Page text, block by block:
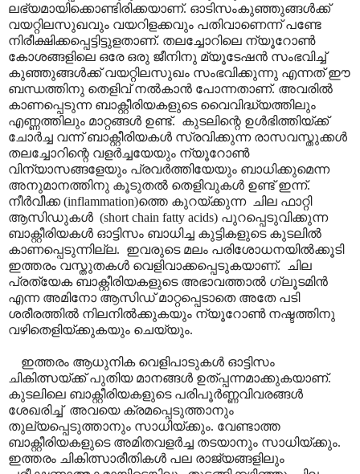
ലഭ്യമായിക്കൊണ്ടിരിക്കയാണ്. ഓടിസംകുഞ്ഞുങ്ങൾക്ക്
വയറ്റിലസുഖവും വയറിളക്കവും പതിവാണെന്ന് പണ്ടേ
നിരീക്ഷിക്കപ്പെട്ടിട്ടുളതാണ്. തലച്ചോറിലെ ന്യൂറോൺ
കോശങ്ങളിലെ ഒരേ ഒരു ജീനിനു മ്യൂടേഷൻ സംഭവിച്ച്
കുഞ്ഞുങ്ങൾക്ക് വയറ്റിലസുഖം സംഭവിക്കുന്നു എന്നത് ഈ
ബന്ധത്തിനു തെളിവ് നൽകാൻ പോന്നതാണ്. അവരിൽ
കാണപ്പെടുന്ന ബാക്റ്റീരിയകളുടെ വൈവിദ്ധ്യത്തിലും
എണ്ണത്തിലും മാറ്റങ്ങൾ ഉണ്ട്. കുടലിന്റെ ഉൾഭിത്തിയ്ക്ക്
ചോർച്ച വന്ന് ബാക്റ്റീരിയകൾ സ്രവിക്കുന്ന രാസവസ്തുക്കൾ
തലച്ചോറിന്റെ വളർച്ചയേയും ന്യൂറോൺ
വിന്യാസങ്ങളേയും പ്രവർത്തിയേയും ബാധിക്കുമെന്ന
അനുമാനത്തിനു കൂടുതൽ തെളിവുകൾ ഉണ്ട് ഇന്ന്.
നീർവീക്ക (inflammation)ത്തെ കുറയ്ക്കുന്ന ചില ഫാറ്റി
ആസിഡുകൾ (short chain fatty acids) പുറപ്പെടുവിക്കുന്ന
ബാക്റ്റീരിയകൾ ഓട്ടിസം ബാധിച്ച കുട്ടികളുടെ കുടലിൽ
കാണപ്പെടുന്നില്ല. ഇവരുടെ മലം പരിശോധനയിൽക്കൂടി
ഇത്തരം വസ്തുതകൾ വെളിവാക്കപ്പെടുകയാണ്. ചില
പ്രത്യേക ബാക്റ്റീരിയകളുടെ അഭാവത്താൽ ഗ്ലൂടമിൻ
എന്ന അമിനോ ആസിഡ് മാറ്റപ്പെടാതെ അതേ പടി
ശരീരത്തിൽ നിലനിൽക്കുകയും ന്യൂറോൺ നഷ്ടത്തിനു
വഴിതെളിയ്ക്കുകയും ചെയ്യും.
ഇത്തരം ആധുനിക വെളിപാടുകൾ ഓട്ടിസം
ചികിത്സയ്ക്ക് പുതിയ മാനങ്ങൾ ഉത്പ്പന്നമാക്കുകയാണ്.
കുടലിലെ ബാക്റ്റീരിയകളുടെ പരിപൂർണ്ണവിവരങ്ങൾ
ശേഖരിച്ച് അവയെ ക്രമപ്പെടുത്താനും
തുല്യപ്പെടുത്താനും സാധിയ്ക്കും. വേണ്ടാത്ത
ബാക്റ്റീരിയകളുടെ അമിതവളർച്ച തടയാനും സാധിയ്ക്കും.
ഇത്തരം ചികിത്സാരീതികൾ പല രാജ്യങ്ങളിലും